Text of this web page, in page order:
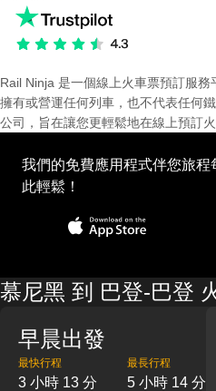
Rail Ninja 是一個線上火車票預訂服
擁有或營運任何列車，也不代表任何
公司，旨在讓您更輕鬆地在線上預訂火
我們的免費應用程式伴您旅
此輕鬆！
慕尼黑 到 巴登-巴登
早晨出發
最快行程
3 小時 13 分
最長行程
5 小時 14 分